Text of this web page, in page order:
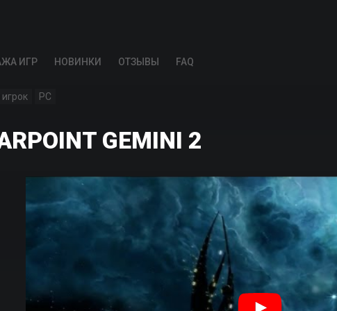
ИГР НОВИНКИ ОТЗЫВЫ FAQ
PC
GEMINI 2